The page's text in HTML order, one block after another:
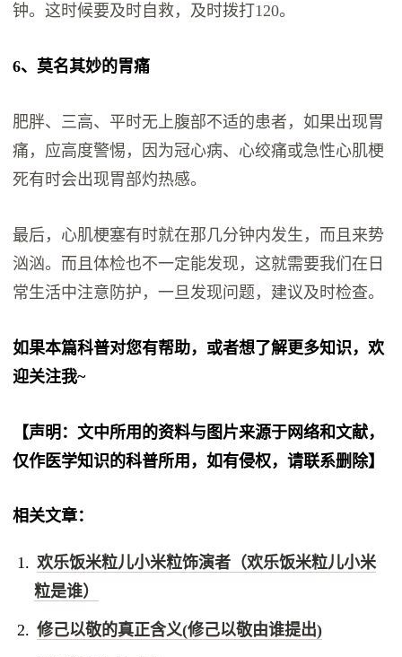
钟。这时候要及时自救，及时拨打120。
6、莫名其妙的胃痛
肥胖、三高、平时无上腹部不适的患者，如果出现胃
痛，应高度警惕，因为冠心病、心绞痛或急性心肌梗
死有时会出现胃部灼热感。
最后，心肌梗塞有时就在那几分钟内发生，而且来势
汹汹。而且体检也不一定能发现，这就需要我们在日
常生活中注意防护，一旦发现问题，建议及时检查。
如果本篇科普对您有帮助，或者想了解更多知识，欢
迎关注我~
【声明：文中所用的资料与图片来源于网络和文献，
仅作医学知识的科普所用，如有侵权，请联系删除】
相关文章：
欢乐饭米粒儿小米粒饰演者（欢乐饭米粒儿小米
粒是谁）
修己以敬的真正含义(修己以敬由谁提出)